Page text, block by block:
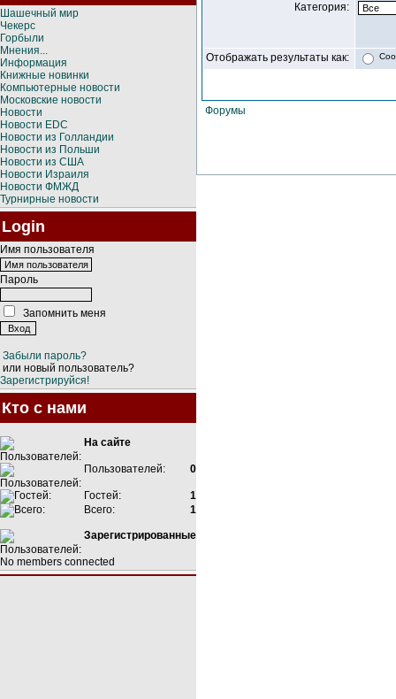
Шашечный мир
Чекерс
Горбыли
Мнения...
Информация
Книжные новинки
Компьютерные новости
Московские новости
Новости
Новости EDC
Новости из Голландии
Новости из Польши
Новости из США
Новости Израиля
Новости ФМЖД
Турнирные новости
Login
Имя пользователя
Пароль
Запомнить меня
Забыли пароль?
или новый пользователь?
Зарегистрируйся!
Кто с нами
На сайте
Пользователей: 0
Гостей:
1
Всего:
1
Зарегистрированные
No members connected
Категория:
Отображать результаты как:
Форумы